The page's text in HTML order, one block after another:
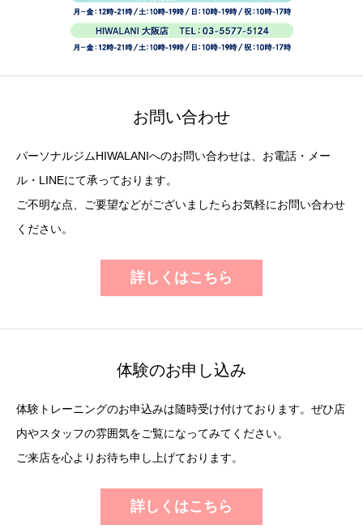
お問い合わせ
パーソナルジムHIWALANIへのお問い合わせは、お電話・メー
ル・LINEにて承っております。
ご不明な点、ご要望などがございましたらお気軽にお問い合わせ
ください。
詳しくはこちら
体験のお申し込み
体験トレーニングのお申込みは随時受け付けております。ぜひ店
内やスタッフの雰囲気をご覧になってみてください。
ご来店を心よりお待ち申し上げております。
詳しくはこちら